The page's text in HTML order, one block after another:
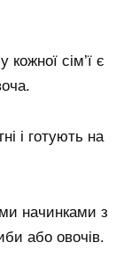
сім’ї є
і готують на
начинками з
або овочів.